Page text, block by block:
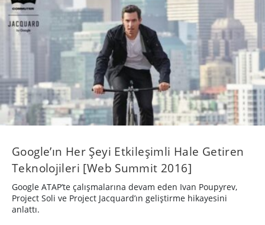
Google’ın Her Şeyi Etkileşimli Hale Getiren
Teknolojileri [Web Summit 2016]
Google ATAP’te çalışmalarına devam eden Ivan Poupyrev,
Project Soli ve Project Jacquard’ın geliştirme hikayesini
anlattı.